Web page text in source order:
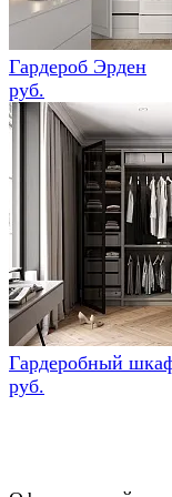
Гардероб Эрден
руб.
Гардеробный
руб.